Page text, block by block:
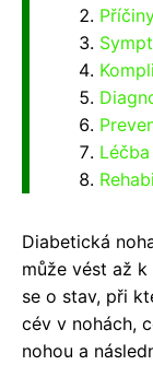
Diabetická
může vést až
se o stav, při
cév v nohách,
nohou a